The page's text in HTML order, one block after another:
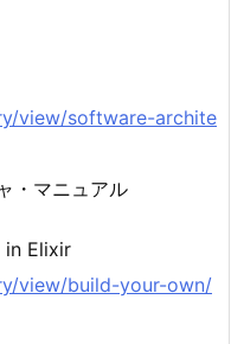
view/software-archite
・マニュアル
in Elixir
view/build-your-own/